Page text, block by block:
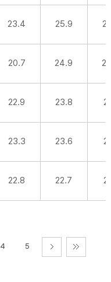
23.4 25.9
20.7 24.9
22.9 23.8
23.3 23.6
22.8 22.7
4 5